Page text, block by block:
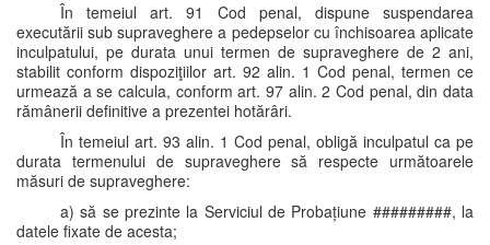
În temeiul art. 91 Cod penal, dispune suspendarea
executării sub supraveghere a pedepselor cu închisoarea aplicate
inculpatului, pe durata unui termen de supraveghere de 2 ani,
stabilit conform dispoziţiilor art. 92 alin. 1 Cod penal, termen ce
urmează a se calcula, conform art. 97 alin. 2 Cod penal, din data
rămânerii definitive a prezentei hotărâri.
În temeiul art. 93 alin. 1 Cod penal, obligă inculpatul ca pe
durata termenului de supraveghere să respecte următoarele
măsuri de supraveghere:
a) să se prezinte la Serviciul de Probațiune #########, la
datele fixate de acesta;